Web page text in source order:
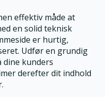
effektiv måde at
en solid teknisk
er hurtig,
Udfør en grundig
kunders
derefter dit indhold